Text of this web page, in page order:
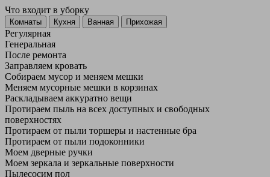
Что входит в уборку
Регу­лярная
Гене­ральная
После ремонта
Заправляем кровать
Собираем мусор и меняем мешки
Меняем мусорные мешки в корзинах
Раскладываем аккуратно вещи
Протираем пыль на всех доступных и свободных
поверхностях
Протираем от пыли торшеры и настенные бра
Протираем от пыли подоконники
Моем дверные ручки
Моем зеркала и зеркальные поверхности
Пылесосим пол